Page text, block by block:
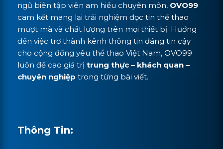
ngũ biên tập viên am hiểu chuyên môn, OVO99
cam kết mang lại trải nghiệm đọc tin thể thao
mượt mà và chất lượng trên mọi thiết bị. Hướng
đến việc trở thành kênh thông tin đáng tin cậy
cho cộng đồng yêu thể thao Việt Nam, OVO99
luôn đề cao giá trị trung thực – khách quan –
chuyên nghiệp trong từng bài viết.
Thông Tin: